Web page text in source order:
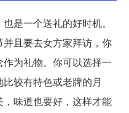
是一个送礼的好时机。
且要去女方家拜访，你
为礼物。你可以选择一
较有特色或老牌的月
味道也要好，这样才能